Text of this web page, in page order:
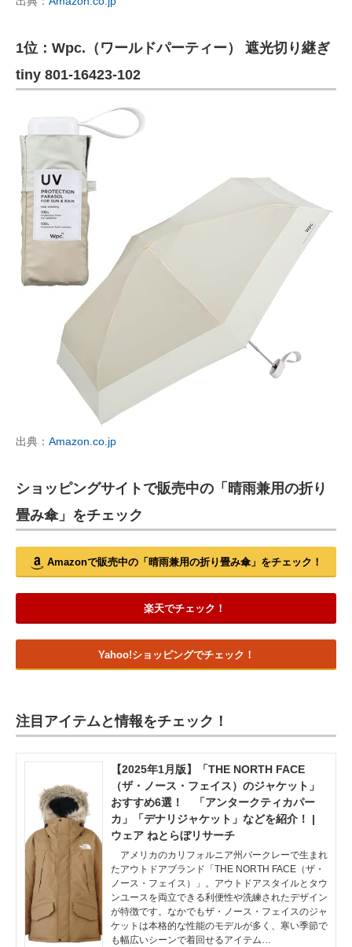
1位：Wpc.（ワールドパーティー） 遮光切り継ぎ
tiny 801-16423-102
出典： Amazon.co.jp
ショッピングサイトで販売中の「晴雨兼用の折り
畳み傘」をチェック
Amazonで販売中の「晴雨兼用の折り畳み傘」をチェック！
楽天でチェック！
Yahoo!ショッピングでチェック！
注目アイテムと情報をチェック！
【2025年1月版】「THE NORTH FACE
（ザ・ノース・フェイス）のジャケット」
おすすめ6選！ 「アンタークティカパー
カ」「デナリジャケット」などを紹介！ |
ウェア ねとらぼリサーチ
アメリカのカリフォルニア州バークレーで生まれ
たアウトドアブランド「THE NORTH FACE（ザ・
ノース・フェイス）」。アウトドアスタイルとタウ
ンユースを両立できる利便性や洗練されたデザイン
が特徴です。なかでもザ・ノース・フェイスのジャ
ケットは本格的な性能のモデルが多く、寒い季節で
も幅広いシーンで着回せるアイテム…